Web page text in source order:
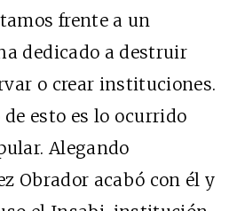
frente a un
dedicado a destruir
o crear instituciones.
esto es lo ocurrido
Alegando
Obrador acabó con él y